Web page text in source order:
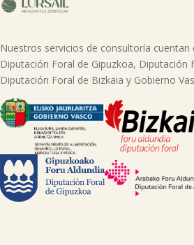
Nuestros servicios de consultoría cuentan
Diputación Foral de Gipuzkoa, Diputación
Diputación Foral de Bizkaia y Gobierno